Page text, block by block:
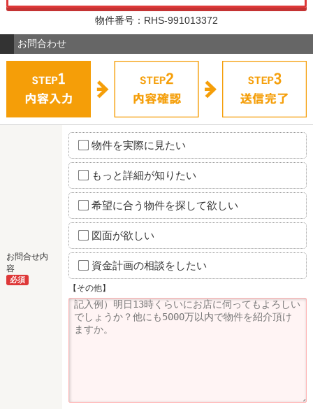
物件番号：RHS-991013372
お問合わせ
お問合せ内
容
必須
物件を実際に見たい
もっと詳細が知りたい
希望に合う物件を探して欲しい
図面が欲しい
資金計画の相談をしたい
【その他】